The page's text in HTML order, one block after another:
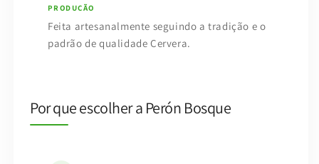
PRODUÇÃO
Feita artesanalmente seguindo a tradição e o
padrão de qualidade Cervera.
Por que escolher a Perón Bosque